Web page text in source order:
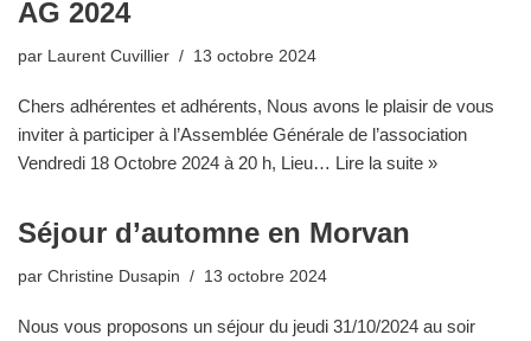
AG 2024
par Laurent Cuvillier 13 octobre 2024
Chers adhérentes et adhérents, Nous avons le plaisir de vous
inviter à participer à l’Assemblée Générale de l’association
Vendredi 18 Octobre 2024 à 20 h, Lieu… Lire la suite »
Séjour d’automne en Morvan
par Christine Dusapin 13 octobre 2024
Nous vous proposons un séjour du jeudi 31/10/2024 au soir